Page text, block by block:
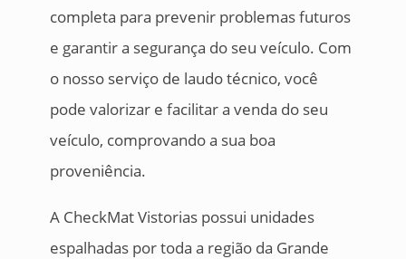
completa para prevenir problemas futuros
e garantir a segurança do seu veículo. Com
o nosso serviço de laudo técnico, você
pode valorizar e facilitar a venda do seu
veículo, comprovando a sua boa
proveniência.
A CheckMat Vistorias possui unidades
espalhadas por toda a região da Grande